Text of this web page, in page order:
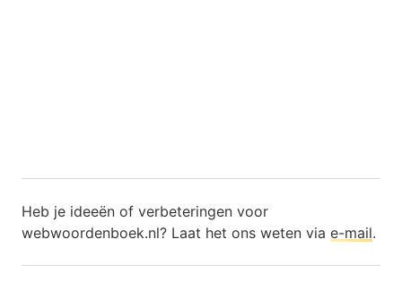
Heb je ideeën of verbeteringen voor
webwoordenboek.nl? Laat het ons weten via e-mail.